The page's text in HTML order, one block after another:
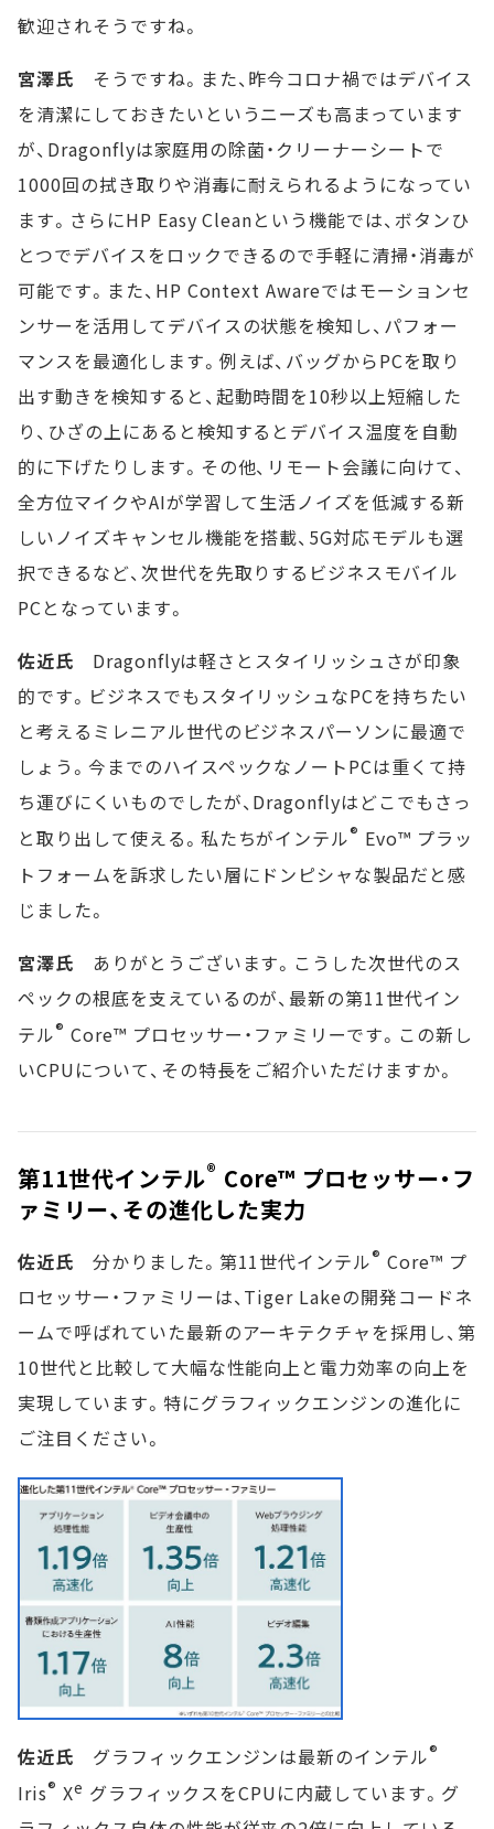
歓迎されそうですね。
宮澤氏 そうですね。また、昨今コロナ禍ではデバイス
を清潔にしておきたいというニーズも高まっています
が、Dragonflyは家庭用の除菌・クリーナーシートで
1000回の拭き取りや消毒に耐えられるようになってい
ます。さらにHP Easy Cleanという機能では、ボタンひ
とつでデバイスをロックできるので手軽に清掃・消毒が
可能です。また、HP Context Awareではモーションセ
ンサーを活用してデバイスの状態を検知し、パフォー
マンスを最適化します。例えば、バッグからPCを取り
出す動きを検知すると、起動時間を10秒以上短縮した
り、ひざの上にあると検知するとデバイス温度を自動
的に下げたりします。その他、リモート会議に向けて、
全方位マイクやAIが学習して生活ノイズを低減する新
しいノイズキャンセル機能を搭載、5G対応モデルも選
択できるなど、次世代を先取りするビジネスモバイル
PCとなっています。
佐近氏 Dragonflyは軽さとスタイリッシュさが印象
的です。ビジネスでもスタイリッシュなPCを持ちたい
と考えるミレニアル世代のビジネスパーソンに最適で
しょう。今までのハイスペックなノートPCは重くて持
ち運びにくいものでしたが、Dragonflyはどこでもさっ
と取り出して使える。私たちがインテル® Evo™ プラッ
トフォームを訴求したい層にドンピシャな製品だと感
じました。
宮澤氏 ありがとうございます。こうした次世代のス
ペックの根底を支えているのが、最新の第11世代イン
テル® Core™ プロセッサー・ファミリーです。この新し
いCPUについて、その特長をご紹介いただけますか。
第11世代インテル® Core™ プロセッサー・フ
ァミリー、その進化した実力
佐近氏 分かりました。第11世代インテル® Core™ プ
ロセッサー・ファミリーは、Tiger Lakeの開発コードネ
ームで呼ばれていた最新のアーキテクチャを採用し、第
10世代と比較して大幅な性能向上と電力効率の向上を
実現しています。特にグラフィックエンジンの進化に
ご注目ください。
佐近氏 グラフィックエンジンは最新のインテル®
Iris® Xe グラフィックスをCPUに内蔵しています。グ